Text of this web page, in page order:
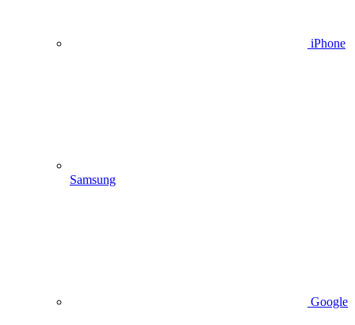
iPhone
Samsung
Google